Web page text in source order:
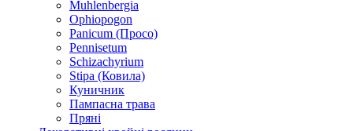
Muhlenbergia
Ophiopogon
Panicum (Просо)
Pennisetum
Schizachyrium
Stipa (Ковила)
Куничник
Пампасна трава
Пряні